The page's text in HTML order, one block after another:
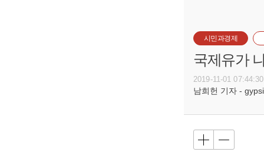
시민과경제
국제유가
2019-11-01 07:44:30
남희헌 기자 -